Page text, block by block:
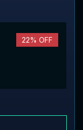
22% OFF